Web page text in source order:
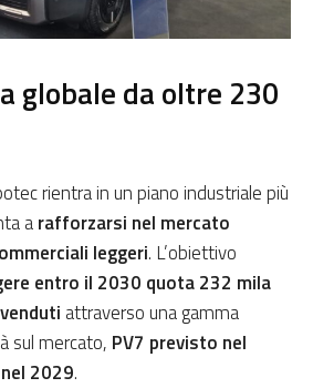
globale da oltre 230
rientra in un piano industriale più
arafforzarsi nel mercato
leggeri. L’obiettivo
entro il 2030 quota 232 mila
attraverso una gamma
sul mercato, PV7 previsto nel
2029.